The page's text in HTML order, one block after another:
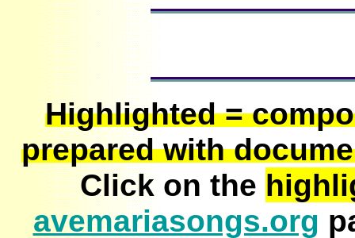
Highlighted =
prepared with
Click on the
avemariasongs.org